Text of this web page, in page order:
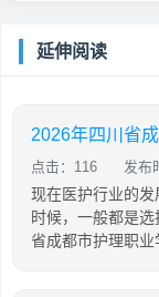
延伸阅读
2026年四川省
点击：116 发布
现在医护行业的
时候，一般都是
省成都市护理职业